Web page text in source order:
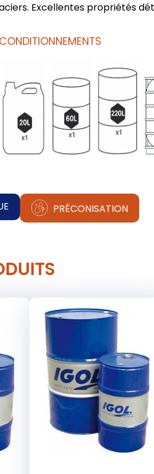
Excellentes propriétés
CONDITIONNEMENTS
PRÉCONISATION